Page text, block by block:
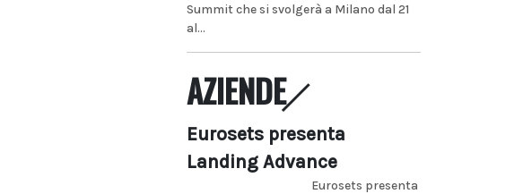
Summit che si svolgerà a Milano dal 21
al...
AZIENDE
Eurosets presenta
Landing Advance
Eurosets presenta